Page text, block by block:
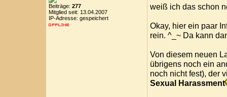
Beiträge: 277
Mitglied seit: 13.04.2007
IP-Adresse: gespeichert
weiß ich das schon
Okay, hier ein paar
rein. ^_~ Da kann
Von diesem neuen
übrigens noch ein
noch nicht fest), der
Sexual Harassment